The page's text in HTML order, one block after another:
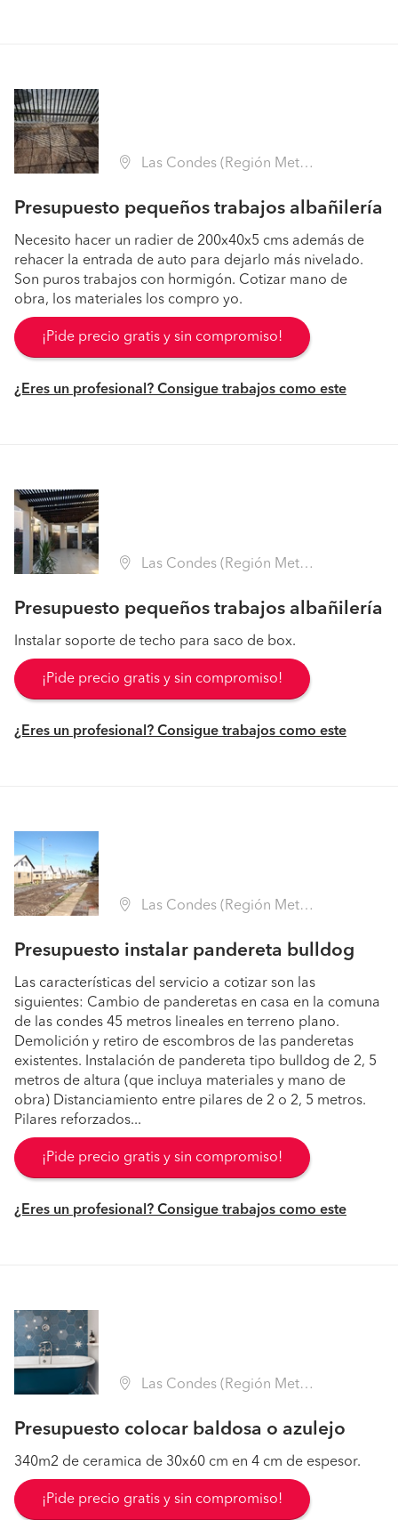
Las Condes (Región Metropolitana - Santiago)
Presupuesto pequeños trabajos albañilería
Necesito hacer un radier de 200x40x5 cms además de
rehacer la entrada de auto para dejarlo más nivelado.
Son puros trabajos con hormigón. Cotizar mano de
obra, los materiales los compro yo.
¡Pide precio gratis y sin compromiso!
¿Eres un profesional? Consigue trabajos como este
Las Condes (Región Metropolitana - Santiago)
Presupuesto pequeños trabajos albañilería
Instalar soporte de techo para saco de box.
¡Pide precio gratis y sin compromiso!
¿Eres un profesional? Consigue trabajos como este
Las Condes (Región Metropolitana - Santiago)
Presupuesto instalar pandereta bulldog
Las características del servicio a cotizar son las
siguientes: Cambio de panderetas en casa en la comuna
de las condes 45 metros lineales en terreno plano.
Demolición y retiro de escombros de las panderetas
existentes. Instalación de pandereta tipo bulldog de 2, 5
metros de altura (que incluya materiales y mano de
obra) Distanciamiento entre pilares de 2 o 2, 5 metros.
Pilares reforzados...
¡Pide precio gratis y sin compromiso!
¿Eres un profesional? Consigue trabajos como este
Las Condes (Región Metropolitana - Santiago)
Presupuesto colocar baldosa o azulejo
340m2 de ceramica de 30x60 cm en 4 cm de espesor.
¡Pide precio gratis y sin compromiso!